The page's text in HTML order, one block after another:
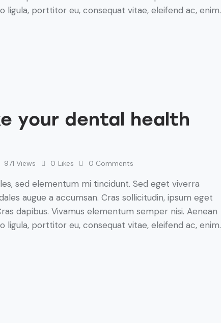
ligula, porttitor eu, consequat vitae, eleifend ac, enim.
your dental health
971 Views 0 Likes 0 Comments
sed elementum mi tincidunt. Sed eget viverra
augue a accumsan. Cras sollicitudin, ipsum eget
dapibus. Vivamus elementum semper nisi. Aenean
ligula, porttitor eu, consequat vitae, eleifend ac, enim.